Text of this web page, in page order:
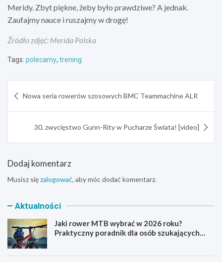
Meridy. Zbyt piękne, żeby było prawdziwe? A jednak.
Zaufajmy nauce i ruszajmy w drogę!
Źródło zdjęć: Merida Polska
Tags: polecamy, trening
wpisu
Nowa seria rowerów szosowych BMC Teammachine ALR
30. zwycięstwo Gunn-Rity w Pucharze Świata! [video]
Dodaj komentarz
Musisz sięzalogować, aby móc dodać komentarz.
Aktualności
Jaki rower MTB wybrać w 2026 roku?
Praktyczny poradnik dla osób szukających